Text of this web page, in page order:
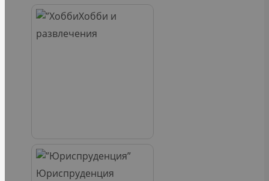
Хобби и
развлечения
Юриспруденция